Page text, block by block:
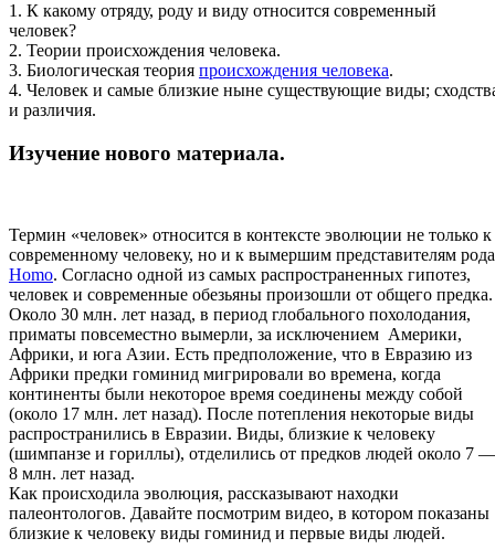
1. К какому отряду, роду и виду относится современный
человек?
2. Теории происхождения человека.
3. Биологическая теория происхождения человека.
4. Человек и самые близкие ныне существующие виды;
и различия.
Изучение нового материала.
Термин «человек» относится в контексте эволюции не только к
современному человеку, но и к вымершим представителям рода
Homo. Согласно одной из самых распространенных гипотез,
человек и современные обезьяны произошли от общего предка.
Около 30 млн. лет назад, в период глобального похолодания,
приматы повсеместно вымерли, за исключением Америки,
Африки, и юга Азии. Есть предположение, что в Евразию из
Африки предки гоминид мигрировали во времена, когда
континенты были некоторое время соединены между собой
(около 17 млн. лет назад). После потепления некоторые виды
распространились в Евразии. Виды, близкие к человеку
(шимпанзе и гориллы), отделились от предков людей около 7 —
8 млн. лет назад.
Как происходила эволюция, рассказывают находки
палеонтологов. Давайте посмотрим видео, в котором показаны
близкие к человеку виды гоминид и первые виды людей.